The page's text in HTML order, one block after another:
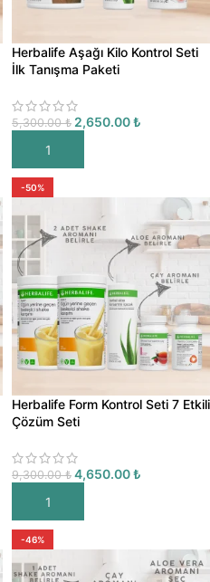
Herbalife Aşağı Kilo Kontrol Seti
İlk Tanışma Paketi
5,300.00₺ 2,650.00₺
SEPETE EKLE
-50%
Herbalife Form Kontrol Seti 7 Etkili
Çözüm Seti
9,300.00₺ 4,650.00₺
SEPETE EKLE
-46%